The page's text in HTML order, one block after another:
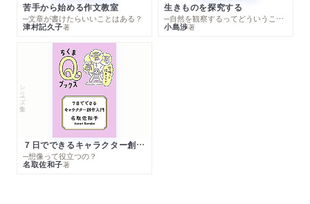
苦手から始める作文教室
─文章が書けたらいいことはある？
津村記久子著
生きものを探究する
─自然を観察するってどういうこと？
小島渉著
シリーズ・全集
７日でできるキャラクター創作入門
─想像って役立つの？
名取佐和子著